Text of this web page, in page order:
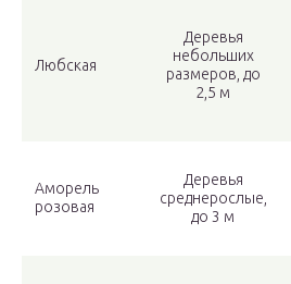
Любская
Деревья
небольших
размеров, до
2,5 м
Аморель
розовая
Деревья
среднерослые,
до 3 м